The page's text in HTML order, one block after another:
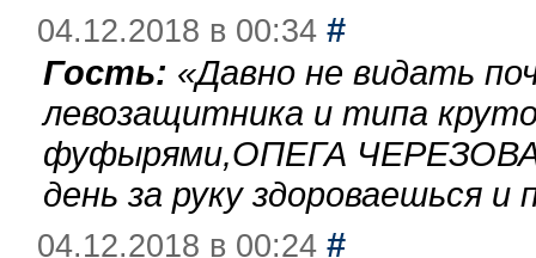
04.12.2018 в 00:34 #
Гость: «Давно не видать
левозащитника и типа
фуфырями,ОПЕГА
день за руку здороваешься
04.12.2018 в 00:24 #